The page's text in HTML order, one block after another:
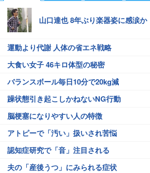
山口達也 8年ぶり楽器姿に感涙か
運動より代謝 人体の省エネ戦略
大食い女子 46キロ体型の秘密
バランスボール毎日10分で20kg減
躁状態引き起こしかねないNG行動
脳梗塞になりやすい人の特徴
アトピーで「汚い」扱いされ苦悩
認知症研究で「音」注目される
夫の「産後うつ」にみられる症状